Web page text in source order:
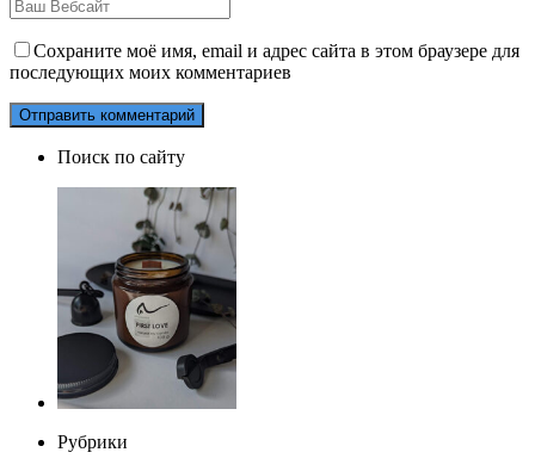
Сохраните моё имя, email и адрес сайта в этом браузере для
последующих моих комментариев
Поиск по сайту
Рубрики